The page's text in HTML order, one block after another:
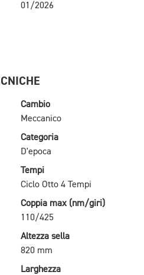
01/2026
Cambio
Meccanico
Categoria
D'epoca
Tempi
Ciclo Otto 4 Tempi
Coppia max (nm/giri)
110/425
Altezza sella
820 mm
Larghezza